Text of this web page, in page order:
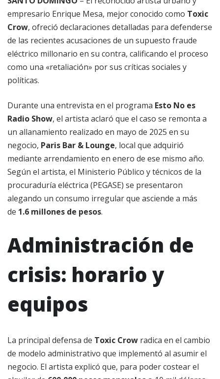
empresario Enrique Mesa, mejor conocido como Toxic
Crow, ofreció declaraciones detalladas para defenderse
de las recientes acusaciones de un supuesto fraude
eléctrico millonario en su contra, calificando el proceso
como una «retaliación» por sus críticas sociales y
políticas.
Durante una entrevista en el programa Esto No es
Radio Show, el artista aclaró que el caso se remonta a
un allanamiento realizado en mayo de 2025 en su
negocio, Paris Bar & Lounge, local que adquirió
mediante arrendamiento en enero de ese mismo año.
Según el artista, el Ministerio Público y técnicos de la
procuraduría eléctrica (PEGASE) se presentaron
alegando un consumo irregular que asciende a más
de 1.6 millones de pesos.
Administración de
crisis: horario y
equipos
La principal defensa de Toxic Crow radica en el cambio
de modelo administrativo que implementó al asumir el
negocio. El artista explicó que, para poder costear el